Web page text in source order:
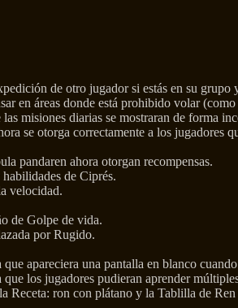
de otro jugador si estás en su grupo
en áreas donde está prohibido volar
misiones diarias se mostraran de forma
se otorga correctamente a los jugadores
pandaren ahora otorgan recompensas.
de Ciprés.
velocidad.
de Golpe de vida.
por Rugido.
apareciera una pantalla en blanco
los jugadores pudieran aprender
Receta: ron con plátano y la Tablilla de